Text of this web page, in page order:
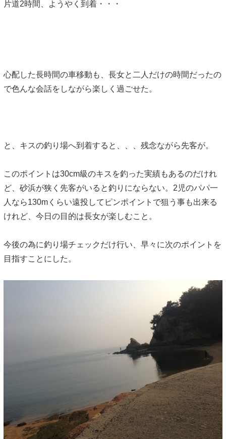
片道2時間、ようやく到着・・・
心配した長時間の車移動も、長女と二人だけの時間だったの
で色んな会話をしながら楽しく過ごせた。
と、キスの釣り場へ到着すると、、、残念ながら先客が。
このポイントは30cm級のキスを釣った実績もあるのだけれ
ど、砂浜が狭く先客がいると釣りにならない。2児のパパ一
人なら130mくらい遠投してピンポイントで狙う事も出来る
けれど、今日の目的は長女が楽しむこと。
今後の為に釣り場チェックだけ行い、早々に次のポイントを
目指すことにした。